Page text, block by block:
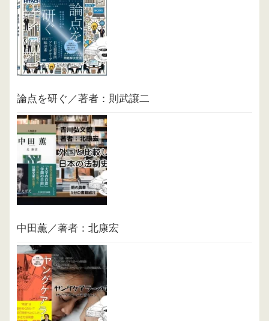
論点を研ぐ／著者：則武譲二
中田薫／著者：北康宏